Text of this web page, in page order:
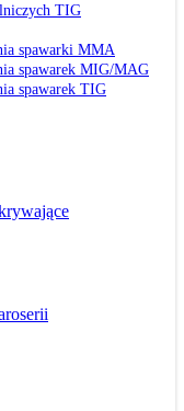
TIG
spawarki MMA
spawarek MIG/MAG
spawarek TIG